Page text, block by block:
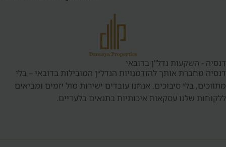
דנסיה - השקעות נדל"ן בדובאי
דנסיה מחברת אותך להזדמנויות הנדל״ן המובילות בדובאי – בלי
מתווכים, בלי סיבוכים. אנחנו עובדים ישירות מול יזמים ומביאים
ללקוחות שלנו עסקאות איכותיות בתנאים בלעדיים.